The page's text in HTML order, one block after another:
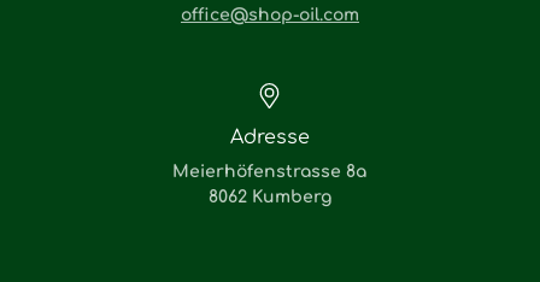
office@shop-oil.com
Adresse
Meierhöfenstrasse 8a
8062 Kumberg